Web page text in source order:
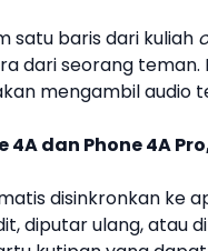
satu baris dari kuliah
dari seorang
mengambil audio
dan Phone 4A
disinkronkan ke
diputar ulang, atau